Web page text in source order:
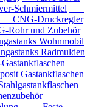
Schmiermittel
CNG-Druckregler
und Zubehör
Wohnmobil
Radmulden
Gastankflaschen